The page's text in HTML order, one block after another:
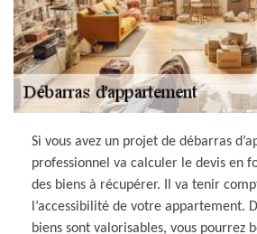
Si vous avez un projet de débarras
professionnel va calculer le devis en
des biens à récupérer. Il va tenir
l’accessibilité de votre appartement.
biens sont valorisables, vous pourrez